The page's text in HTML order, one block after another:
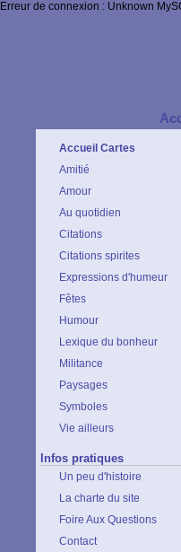
Erreur de connexion : Unknown
Accueil Cartes
Amitié
Amour
Au quotidien
Citations
Citations spirites
Expressions d'humeur
Fêtes
Humour
Lexique du bonheur
Militance
Paysages
Symboles
Vie ailleurs
Infos pratiques
Un peu d'histoire
La charte du site
Foire Aux Questions
Contact